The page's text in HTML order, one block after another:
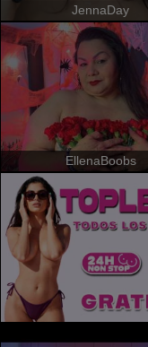
JennaDay
EllenaBoobs